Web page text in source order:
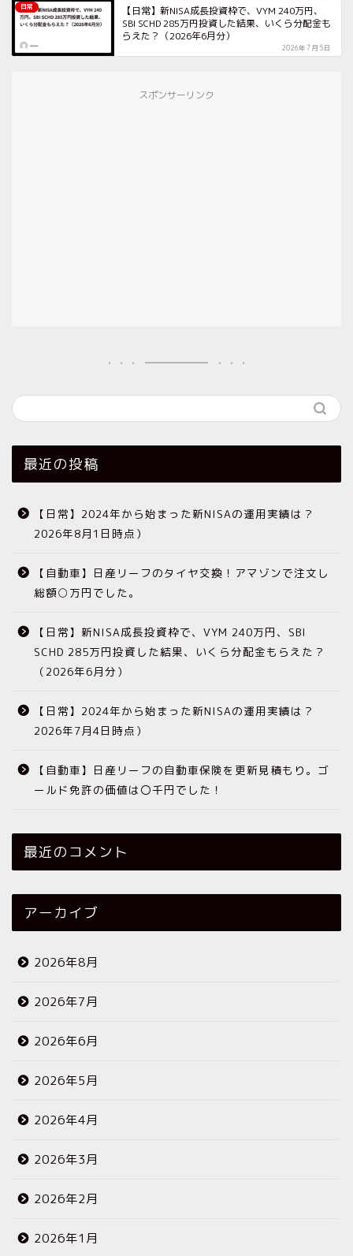
日常
【日常】新NISA成長投資枠で、VYM 240万円、
SBI SCHD 285万円投資した結果、いくら分配金も
らえた？（2026年6月分）
2026年7月5日
スポンサーリンク
最近の投稿
【日常】2024年から始まった新NISAの運用実績は？
2026年8月1日時点）
【自動車】日産リーフのタイヤ交換！アマゾンで注文し
総額○万円でした。
【日常】新NISA成長投資枠で、VYM 240万円、SBI
SCHD 285万円投資した結果、いくら分配金もらえた？
（2026年6月分）
【日常】2024年から始まった新NISAの運用実績は？
2026年7月4日時点）
【自動車】日産リーフの自動車保険を更新見積もり。ゴ
ールド免許の価値は〇千円でした！
最近のコメント
アーカイブ
2026年8月
2026年7月
2026年6月
2026年5月
2026年4月
2026年3月
2026年2月
2026年1月